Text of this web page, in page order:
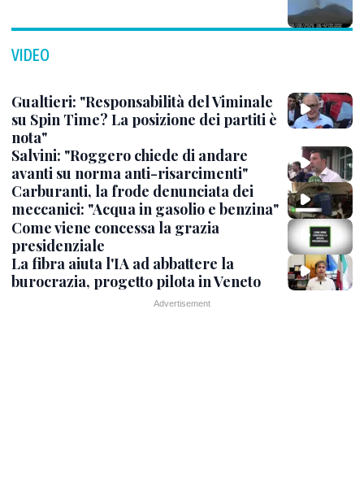
VIDEO
Gualtieri: "Responsabilità del Viminale
su Spin Time? La posizione dei partiti è
nota"
Salvini: "Roggero chiede di andare
avanti su norma anti-risarcimenti"
Carburanti, la frode denunciata dei
meccanici: "Acqua in gasolio e benzina"
Come viene concessa la grazia
presidenziale
La fibra aiuta l'IA ad abbattere la
burocrazia, progetto pilota in Veneto